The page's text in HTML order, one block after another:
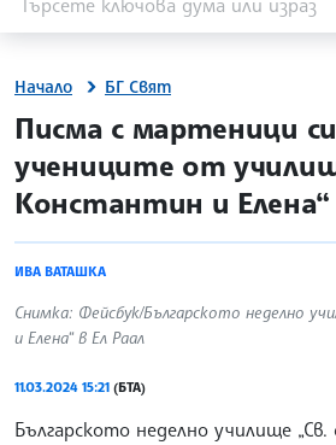
Начало БГ Свят
site.bta
Писма с мартеници
учениците от
Константин и Елена“
ИВА ВАТАШКА
Снимка: Фейсбук/Българското неделно
и Елена“ в Ел Раал
11.03.2024 15:21 (БТА)
Българското неделно училище